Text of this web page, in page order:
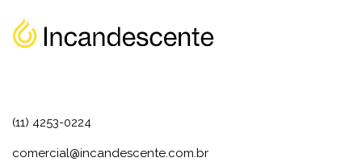
(11) 4253-0224
comercial@incandescente.com.br